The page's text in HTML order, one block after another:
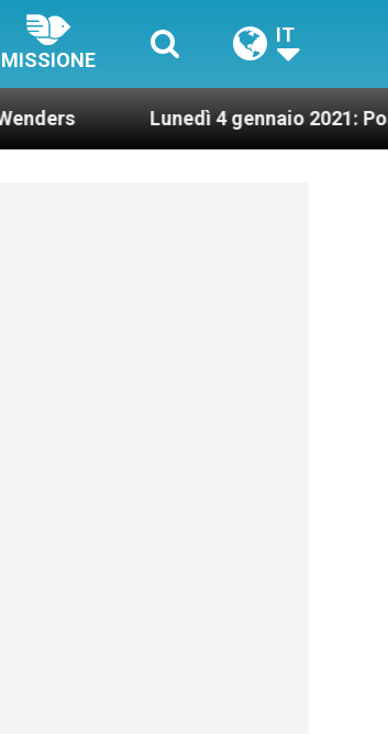
MISSIONE
IT
Lunedì 4 gennaio 2021: Possesso